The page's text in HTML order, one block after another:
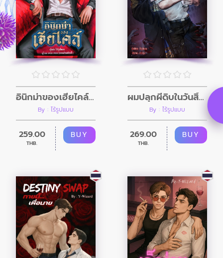
อินิกม่าของเฮียไคล์ (Mpreg)
By : ไร้รูปแบบ
259.00
THB.
BUY
ผมปลุกผีดิบในวันสิ้นโลก (อินิกม่าxอัลฟ่า)
By : ไร้รูปแบบ
269.00
THB.
BUY